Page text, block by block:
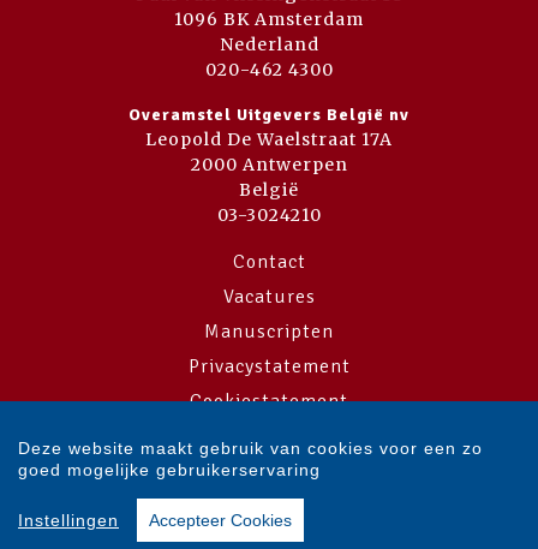
1096 BK Amsterdam
Nederland
020-462 4300
Overamstel Uitgevers België nv
Leopold De Waelstraat 17A
2000 Antwerpen
België
03-3024210
Contact
Vacatures
Manuscripten
Privacystatement
Cookiestatement
Cookie-instellingen
Copyright © 2007-2026 Overamstel Uitgevers - Alle rechten voorbehouden
- Ontwerp door
Deze website maakt gebruik van cookies voor een zo
goed mogelijke gebruikerservaring
Instellingen Accepteer Cookies